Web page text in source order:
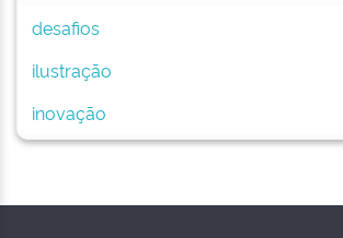
desafios
ilustração
inovação